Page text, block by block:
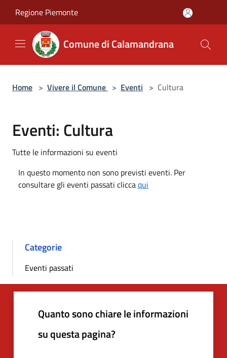
Regione Piemonte
Comune di Calamandrana
Home > Vivere il Comune > Eventi > Cultura
Eventi: Cultura
Tutte le informazioni su eventi
In questo momento non sono previsti eventi. Per
consultare gli eventi passati cliccaqui
Categorie
Eventi passati
Quanto sono chiare le informazioni
su questa pagina?